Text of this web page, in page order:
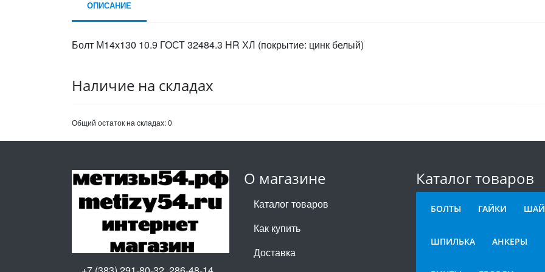
ОПИСАНИЕ
Болт М14х130 10.9 ГОСТ 32484.3 HR ХЛ (покрытие: цинк белый)
Наличие на складах
Общий остаток на складах:0
О магазине
Каталог товаров
Как купить
Доставка
Каталог товаров
БОЛТЫ ГАЙКИ
ШПИЛЬКА АНКЕРЫ